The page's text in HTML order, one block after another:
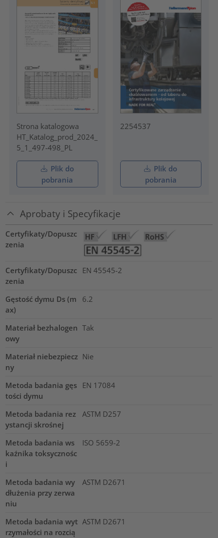
Strona katalogowa
HT_Katalog_prod_2024_
5_1_497-498_PL
Plik do
pobrania
2254537
Plik do
pobrania
Aprobaty i Specyfikacje
Certyfikaty/Dopuszc
zenia
Certyfikaty/Dopuszc
zenia
EN 45545-2
Gęstość dymu Ds (m
ax)
6.2
Materiał bezhalogen
owy
Tak
Materiał niebezpiecz
ny
Nie
Metoda badania gęs
tości dymu
EN 17084
Metoda badania rez
ystancji skrośnej
ASTM D257
Metoda badania ws
kaźnika toksycznośc
i
ISO 5659-2
Metoda badania wy
dłużenia przy zerwa
niu
ASTM D2671
Metoda badania wyt
rzymałości na rozcią
ASTM D2671